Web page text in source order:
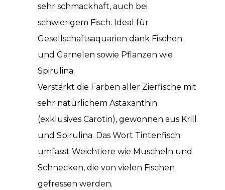
sehr schmackhaft, auch bei
schwierigem Fisch. Ideal für
Gesellschaftsaquarien dank Fischen
und Garnelen sowie Pflanzen wie
Spirulina.
Verstärkt die Farben aller Zierfische mit
sehr natürlichem Astaxanthin
(exklusives Carotin), gewonnen aus Krill
und Spirulina. Das Wort Tintenfisch
umfasst Weichtiere wie Muscheln und
Schnecken, die von vielen Fischen
gefressen werden.